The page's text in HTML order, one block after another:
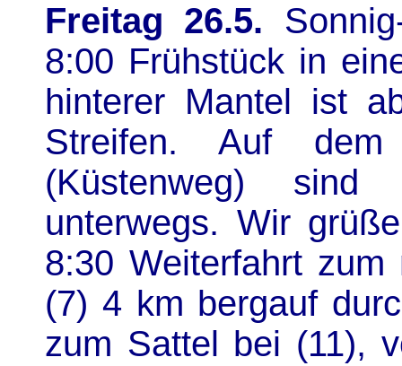
Freitag 26.5.
8:00 Frühstück in
hinterer Mantel ist
Streifen. Auf
(Küstenweg)
unterwegs. Wir
8:30 Weiterfahrt zum
(7) 4 km bergauf
zum Sattel bei (11),